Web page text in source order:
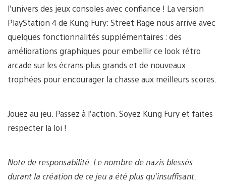
l’univers des jeux consoles avec confiance ! La version
PlayStation 4 de Kung Fury: Street Rage nous arrive avec
quelques fonctionnalités supplémentaires : des
améliorations graphiques pour embellir ce look rétro
arcade sur les écrans plus grands et de nouveaux
trophées pour encourager la chasse aux meilleurs scores.
Jouez au jeu. Passez à l’action. Soyez Kung Fury et faites
respecter la loi !
Note de responsabilité: Le nombre de nazis blessés
durant la création de ce jeu a été plus qu’insuffisant.